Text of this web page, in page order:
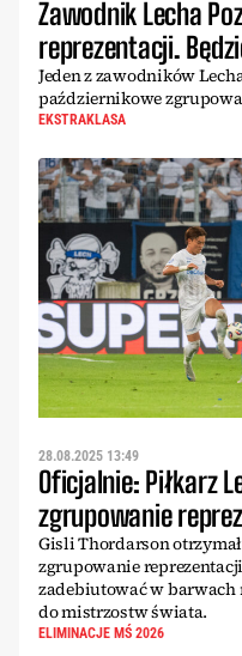
Zawodnik Lecha
reprezentacji.
Jeden z zawodników
październikowe
EKSTRAKLASA
28.08.2025 13:49
Oficjalnie: Piłkarz
zgrupowanie
Gisli Thordarson
zgrupowanie
zadebiutować w
do mistrzostw świata.
ELIMINACJE MŚ 2026